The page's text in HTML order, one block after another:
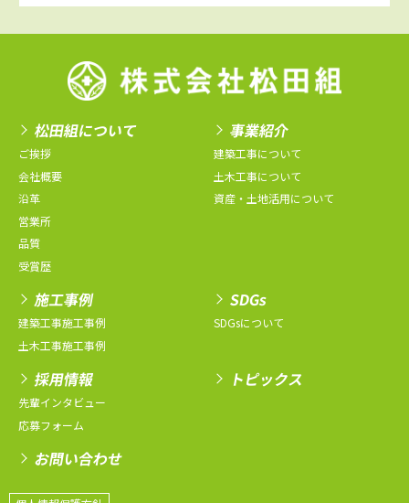
松田組について
ご挨拶
会社概要
沿革
営業所
品質
受賞歴
事業紹介
建築工事について
土木工事について
資産・土地活用について
施工事例
建築工事施工事例
土木工事施工事例
SDGs
SDGsについて
採用情報
先輩インタビュー
応募フォーム
トピックス
お問い合わせ